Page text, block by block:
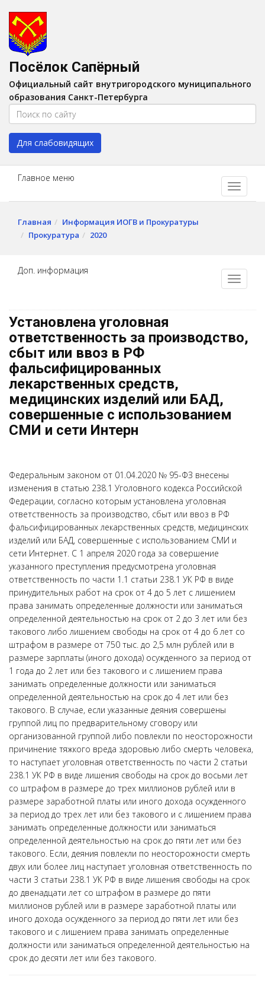
Изображения:
Цвет:A A
Посёлок Сапёрный
Официальный сайт внутригородского муниципального
образования Санкт-Петербурга
Для слабовидящих
Главное меню
Главная
Информация ИОГВ и Прокуратуры
Прокуратура
2020
Доп. информация
Установлена уголовная
ответственность за производство,
сбыт или ввоз в РФ
фальсифицированных
лекарственных средств,
медицинских изделий или БАД,
совершенные с использованием
СМИ и сети Интерн
Федеральным законом от 01.04.2020 № 95-ФЗ внесены
изменения в статью 238.1 Уголовного кодекса Российской
Федерации, согласно которым установлена уголовная
ответственность за производство, сбыт или ввоз в РФ
фальсифицированных лекарственных средств, медицинских
изделий или БАД, совершенные с использованием СМИ и
сети Интернет. С 1 апреля 2020 года за совершение
указанного преступления предусмотрена уголовная
ответственность по части 1.1 статьи 238.1 УК РФ в виде
принудительных работ на срок от 4 до 5 лет с лишением
права занимать определенные должности или заниматься
определенной деятельностью на срок от 2 до 3 лет или без
такового либо лишением свободы на срок от 4 до 6 лет со
штрафом в размере от 750 тыс. до 2,5 млн рублей или в
размере зарплаты (иного дохода) осужденного за период от
1 года до 2 лет или без такового и с лишением права
занимать определенные должности или заниматься
определенной деятельностью на срок до 4 лет или без
такового. В случае, если указанные деяния совершены
группой лиц по предварительному сговору или
организованной группой либо повлекли по неосторожности
причинение тяжкого вреда здоровью либо смерть человека,
то наступает уголовная ответственность по части 2 статьи
238.1 УК РФ в виде лишения свободы на срок до восьми лет
со штрафом в размере до трех миллионов рублей или в
размере заработной платы или иного дохода осужденного
за период до трех лет или без такового и с лишением права
занимать определенные должности или заниматься
определенной деятельностью на срок до пяти лет или без
такового. Если, деяния повлекли по неосторожности смерть
двух или более лиц наступает уголовная ответственность по
части 3 статьи 238.1 УК РФ в виде лишения свободы на срок
до двенадцати лет со штрафом в размере до пяти
миллионов рублей или в размере заработной платы или
иного дохода осужденного за период до пяти лет или без
такового и с лишением права занимать определенные
должности или заниматься определенной деятельностью на
срок до десяти лет или без такового.